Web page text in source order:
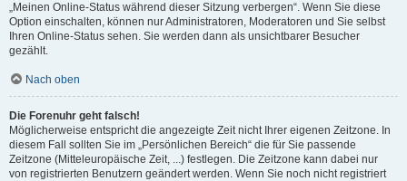
„Meinen Online-Status während dieser Sitzung verbergen“. Wenn Sie diese
Option einschalten, können nur Administratoren, Moderatoren und Sie selbst
Ihren Online-Status sehen. Sie werden dann als unsichtbarer Besucher
gezählt.
Nach oben
Die Forenuhr geht falsch!
Möglicherweise entspricht die angezeigte Zeit nicht Ihrer eigenen Zeitzone. In
diesem Fall sollten Sie im „Persönlichen Bereich“ die für Sie passende
Zeitzone (Mitteleuropäische Zeit, ...) festlegen. Die Zeitzone kann dabei nur
von registrierten Benutzern geändert werden. Wenn Sie noch nicht registriert